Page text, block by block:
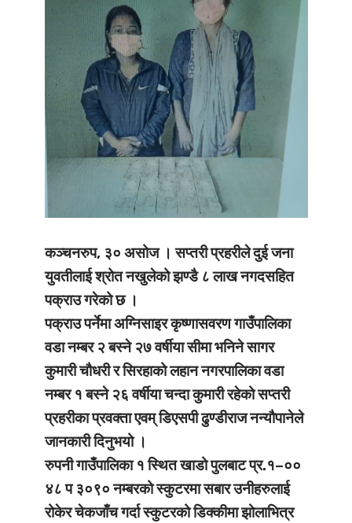
कञ्चनरुप, ३० असोज । सप्तरी प्रहरीले दुई जना
युवतीलाई श्रोत नखुलेको झण्डै ८ लाख नगदसहित
पक्राउ गरेको छ ।
पक्राउ पर्नेमा अग्निसाइर कृष्णासवरण गाउँपालिका
वडा नम्बर २ बस्ने २७ वर्षीया सीमा भनिने सागर
कुमारी चौधरी र सिरहाको लहान नगरपालिका वडा
नम्बर १ बस्ने २६ वर्षीया चन्दा कुमारी रहेको सप्तरी
प्रहरीका प्रवक्ता एवम् डिएसपी ढुण्डीराज नन्यौपानेले
जानकारी दिनुभयो ।
रुपनी गाउँपालिका १ स्थित खाडो पुलबाट प्र.१–००
४८ प ३०९० नम्बरको स्कुटरमा सबार उनीहरुलाई
रोकेर चेकजाँच गर्दा स्कुटरको डिक्कीमा झोलाभित्र